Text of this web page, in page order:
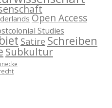
Open Access
Studies
Satire Schreiben
Subkultur